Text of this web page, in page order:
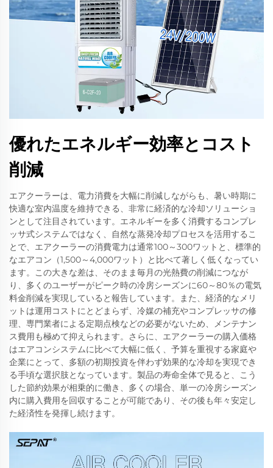
優れたエネルギー効率とコスト
削減
エアクーラーは、電力消費を大幅に削減しながらも、暑い時期に
快適な室内温度を維持できる、非常に経済的な冷却ソリューショ
ンとして注目されています。エネルギーを多く消費するコンプレ
ッサ式システムではなく、自然な蒸発冷却プロセスを活用するこ
とで、エアクーラーの消費電力は通常100～300ワットと、標準的
なエアコン（1,500～4,000ワット）と比べて著しく低くなってい
ます。この大きな差は、そのまま毎月の光熱費の削減につなが
り、多くのユーザーがピーク時の冷房シーズンに60～80％の電気
料金削減を実現していると報告しています。また、経済的なメリ
ットは運用コストにとどまらず、冷媒の補充やコンプレッサの修
理、専門業者による定期点検などの必要がないため、メンテナン
ス費用も極めて抑えられます。さらに、エアクーラーの購入価格
はエアコンシステムに比べて大幅に低く、予算を重視する家庭や
企業にとって、多額の初期投資を伴わず効果的な冷却を実現でき
る手頃な選択肢となっています。製品の寿命全体で見ると、こう
した節約効果が相乗的に働き、多くの場合、単一の冷房シーズン
内に購入費用を回収することが可能であり、その後も年々安定し
た経済性を発揮し続けます。